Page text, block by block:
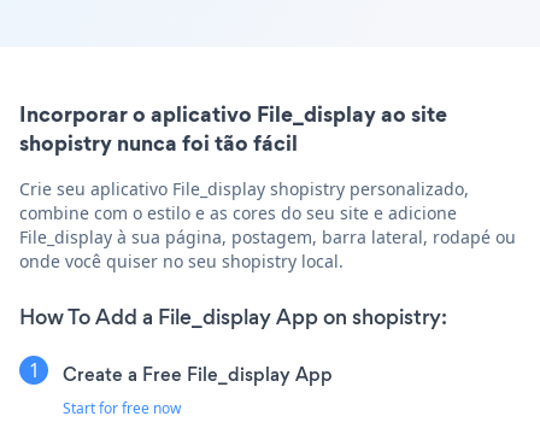
Incorporar o aplicativo File_display ao site
shopistry nunca foi tão fácil
Crie seu aplicativo File_display shopistry personalizado,
combine com o estilo e as cores do seu site e adicione
File_display à sua página, postagem, barra lateral, rodapé ou
onde você quiser no seu shopistry local.
How To Add a File_display App on shopistry:
Create a Free File_display App
Start for free now